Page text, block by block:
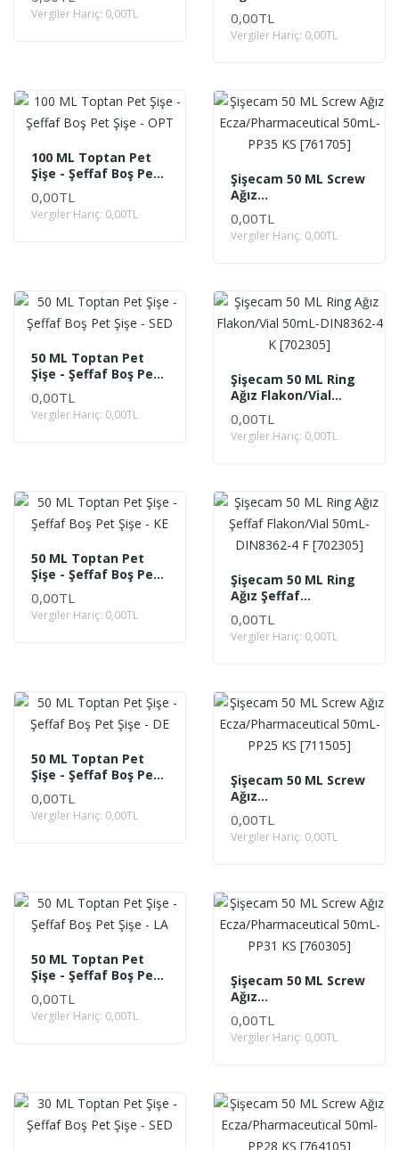
Vergiler Hariç: 0,00TL
Ecza/Pharmaceutical
30mL-PP25 KS
[711403]
0,00TL
Vergiler Hariç: 0,00TL
100 ML Toptan Pet
Şişe - Şeffaf Boş Pet
Şişe - OPT
0,00TL
Vergiler Hariç: 0,00TL
Şişecam 50 ML Screw
Ağız
Ecza/Pharmaceutical
50mL-PP35 KS
[761705]
0,00TL
Vergiler Hariç: 0,00TL
50 ML Toptan Pet
Şişe - Şeffaf Boş Pet
Şişe - SED
0,00TL
Vergiler Hariç: 0,00TL
Şişecam 50 ML Ring
Ağız Flakon/Vial
50mL-DIN8362-4 K
[702305]
0,00TL
Vergiler Hariç: 0,00TL
50 ML Toptan Pet
Şişe - Şeffaf Boş Pet
Şişe - KE
0,00TL
Vergiler Hariç: 0,00TL
Şişecam 50 ML Ring
Ağız Şeffaf
Flakon/Vial 50mL-
DIN8362-4 F [702305]
0,00TL
Vergiler Hariç: 0,00TL
50 ML Toptan Pet
Şişe - Şeffaf Boş Pet
Şişe - DE
0,00TL
Vergiler Hariç: 0,00TL
Şişecam 50 ML Screw
Ağız
Ecza/Pharmaceutical
50mL-PP25 KS
[711505]
0,00TL
Vergiler Hariç: 0,00TL
50 ML Toptan Pet
Şişe - Şeffaf Boş Pet
Şişe - LA
0,00TL
Vergiler Hariç: 0,00TL
Şişecam 50 ML Screw
Ağız
Ecza/Pharmaceutical
50mL-PP31 KS
[760305]
0,00TL
Vergiler Hariç: 0,00TL